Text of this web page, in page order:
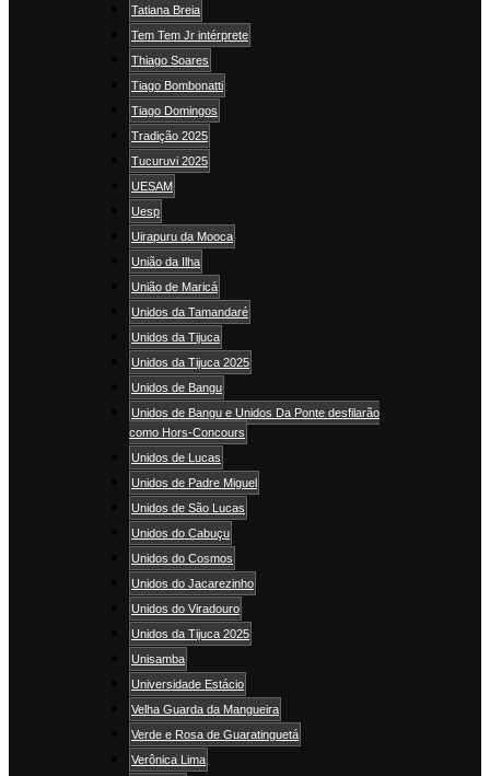
Tatiana Breia
Tem Tem Jr intérprete
Thiago Soares
Tiago Bombonatti
Tiago Domingos
Tradição 2025
Tucuruvi 2025
UESAM
Uesp
Uirapuru da Mooca
União da Ilha
União de Maricá
Unidos da Tamandaré
Unidos da Tijuca
Unidos da Tijuca 2025
Unidos de Bangu
Unidos de Bangu e Unidos Da Ponte desfilarão
como Hors-Concours
Unidos de Lucas
Unidos de Padre Miguel
Unidos de São Lucas
Unidos do Cabuçu
Unidos do Cosmos
Unidos do Jacarezinho
Unidos do Viradouro
Unidos da Tijuca 2025
Unisamba
Universidade Estácio
Velha Guarda da Mangueira
Verde e Rosa de Guaratinguetá
Verônica Lima